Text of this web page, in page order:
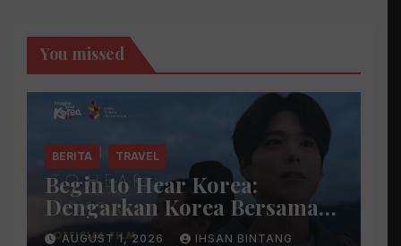
You missed
BERITA TRAVEL
Begin to Hear Korea:
Dengarkan Korea Bersama
Park Bo Gum
AUGUST 1, 2026 IHSAN BINTANG